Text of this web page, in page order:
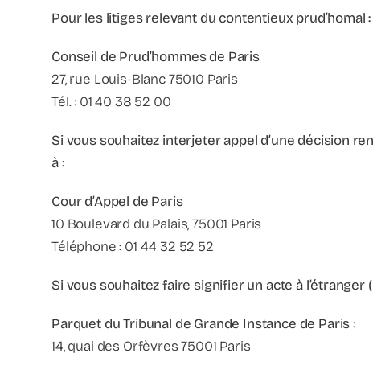
Pour les litiges relevant du contentieux prud’homal :
Conseil de Prud’hommes de Paris
27, rue Louis-Blanc 75010 Paris
Tél. : 01 40 38 52 00
Si vous souhaitez interjeter appel d’une décision
à :
Cour d’Appel de Paris
10 Boulevard du Palais, 75001 Paris
Téléphone : 01 44 32 52 52
Si vous souhaitez faire signifier un acte à l’étranger
Parquet du Tribunal de Grande Instance de Paris:
14, quai des Orfèvres 75001 Paris